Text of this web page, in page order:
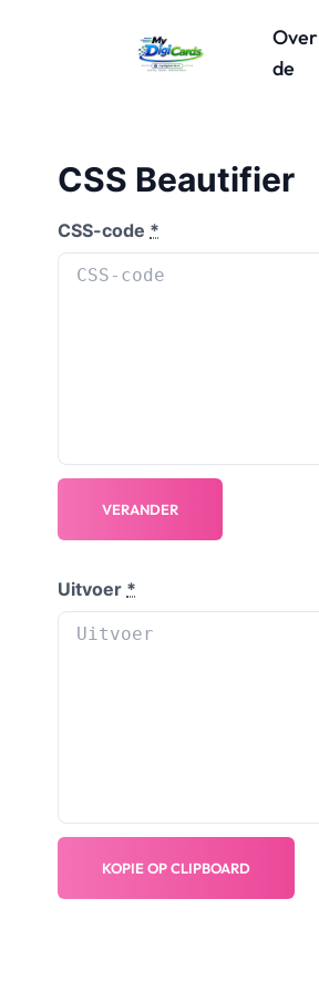
Over
de
CSS Beautifier
CSS-code *
VERANDER
Uitvoer *
KOPIE OP CLIPBOARD